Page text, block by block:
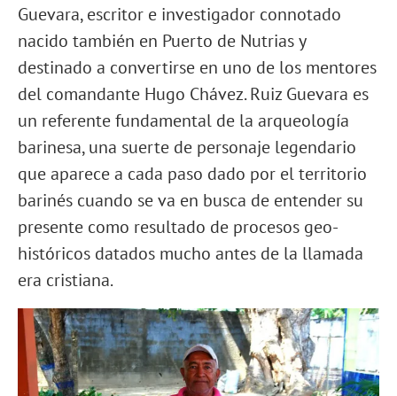
Guevara, escritor e investigador connotado
nacido también en Puerto de Nutrias y
destinado a convertirse en uno de los mentores
del comandante Hugo Chávez. Ruiz Guevara es
un referente fundamental de la arqueología
barinesa, una suerte de personaje legendario
que aparece a cada paso dado por el territorio
barinés cuando se va en busca de entender su
presente como resultado de procesos geo-
históricos datados mucho antes de la llamada
era cristiana.